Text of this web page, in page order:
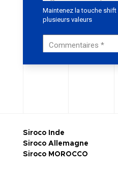
Siroco Inde
Siroco Allemagne
Siroco MOROCCO